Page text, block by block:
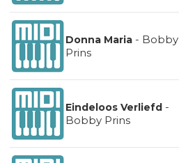
Donna Maria- Bobby
Prins
Eindeloos Verliefd-
Bobby Prins